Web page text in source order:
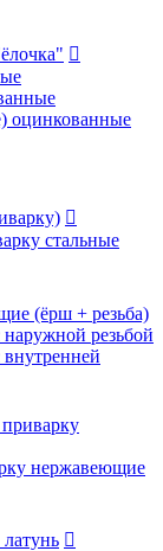

оцинкованные

стальные
(ёрш + резьба)
резьбой
нержавеющие
